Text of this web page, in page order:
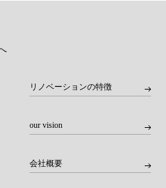
リノベーションの特徴
our vision
会社概要